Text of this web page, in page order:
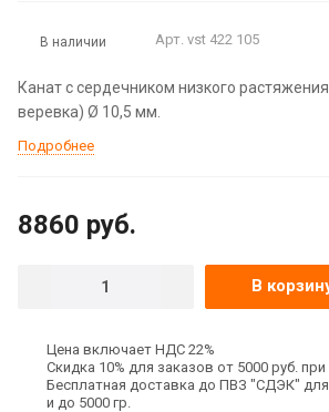
В наличии Арт. vst 422 105
Канат с сердечником низкого
веревка) Ø 10,5 мм.
Подробнее
8860 руб.
В
Цена включает НДС 22%
Скидка 10% для заказов от 5000 руб.
Бесплатная доставка до ПВЗ "СДЭК" для
и до 5000 гр.